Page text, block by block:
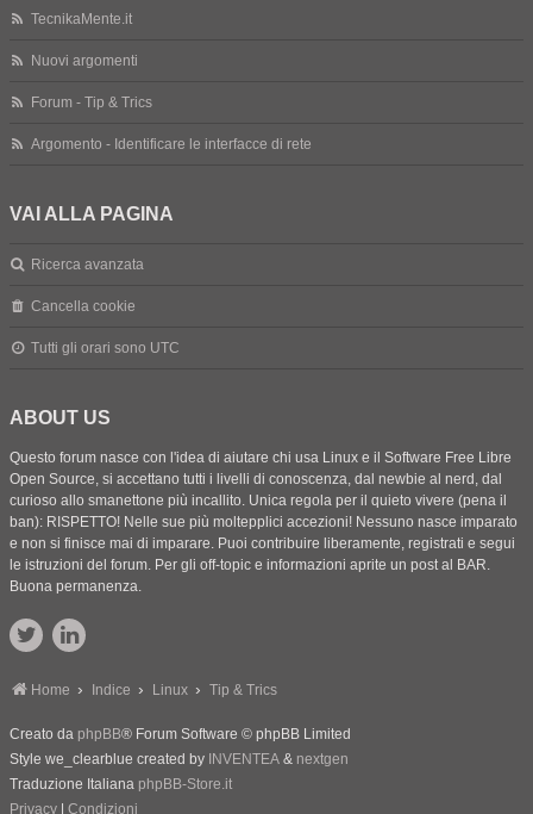
TecnikaMente.it
Nuovi argomenti
Forum - Tip & Trics
Argomento - Identificare le interfacce di rete
VAI ALLA PAGINA
Ricerca avanzata
Cancella cookie
Tutti gli orari sono UTC
ABOUT US
Questo forum nasce con l'idea di aiutare chi usa Linux e il Software Free Libre
Open Source, si accettano tutti i livelli di conoscenza, dal newbie al nerd, dal
curioso allo smanettone più incallito. Unica regola per il quieto vivere (pena il
ban): RISPETTO! Nelle sue più moltepplici accezioni! Nessuno nasce imparato
e non si finisce mai di imparare. Puoi contribuire liberamente, registrati e segui
le istruzioni del forum. Per gli off-topic e informazioni aprite un post al BAR.
Buona permanenza.
Home Indice Linux Tip & Trics
Creato da phpBB® Forum Software © phpBB Limited
Style we_clearblue created by INVENTEA & nextgen
Traduzione Italiana phpBB-Store.it
Privacy | Condizioni